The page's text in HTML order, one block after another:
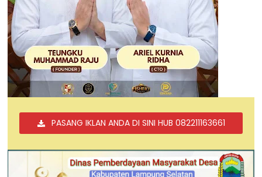
PASANG IKLAN ANDA DI SINI HUB 082211163661